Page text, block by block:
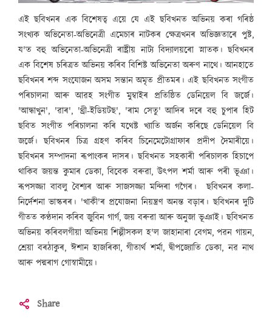
এই ছবিখনৰ এক বিশেষত্ব এয়ে যে এই ছবিখনত অভিনয় কৰা গৰিষ্ঠ
সংখ্যক অভিনেতা-অভিনেত্ৰী এমেচাৰ নাটকৰ ক্ষেত্ৰখনৰ অভিজ্ঞতাৰে পুষ্ট,
য'ত বহু অভিনেতা-অভিনেত্ৰী ৰাষ্ট্ৰীয় নাট্য বিদ্যালয়ৰো স্নাতক। ছবিখনৰ
এক বিশেষ চৰিত্ৰত অভিনয় কৰিব বিশিষ্ট অভিনেতা অৰুণ নাথে। আনহাতে
ছবিখনৰ শব্দ সংযোজন অসম সন্তান অমৃত প্রীতমৰ। এই ছবিখনত সংগীত
পৰিচালনা আৰু আৱহ সংগীত মুম্বাইৰ প্ৰতিষ্ঠিত ডেনিয়েল বি জর্জে।
'আন্ধাখুন', 'ৱাৰ', 'থ্ৰী-ইডিয়টছ', 'ৰাম সেতু' আদিৰ দৰে বহু চুপাৰ হিট
ছবিত সংগীত পৰিচালনা কৰি যথেষ্ট খ্যাতি অৰ্জন কৰিছে ডেনিয়েল বি
জর্জে। ছবিখনৰ চিত্ৰ গ্ৰহণ কৰিব চিনেমেটোগ্রাফাৰ প্রদীপ দৈমাৰীয়ে।
ছবিখনৰ সম্পাদনা ৰূপাংকৰ দাসৰ। ছবিখনত সহকাৰী পৰিচালক হিচাপে
থাকিব জয়ন্ত কুমাৰ ডেকা, বিবেক বৰুৱা, উৎপল শর্মা আৰু পৰী ভূঞা।
ৰূপসজ্জা বাবলু বৈশ্যৰ আৰু সাজসজ্জা মন্দিৰা গগৈৰ। ছবিখনৰ কলা-
নিৰ্দেশনা ভাস্কৰৰ। 'খাকী'ৰ প্রযোজনা নিয়ন্ত্রণ অনন্ত বড়াৰ। ছবিখনৰ দুটি
গীতত কণ্ঠদান কৰিব জুবিন গাৰ্গ, জয় বৰুৱা আৰু অনুজা ভূঞাই। ছবিখনত
অভিনয় কৰিবলগীয়া অভিনয় শিল্পীসকল হ'ল জাহানাৰা বেগম, পৱন গায়ন,
শ্রেয়া বৰঠাকুৰ, ঈশান হাজৰিকা, গীতাৰ্থ শৰ্মা, দ্বীপজ্যোতি ডেকা, নৱ নাথ
আৰু পদ্মৰাগ গোস্বামীয়ে।
Share